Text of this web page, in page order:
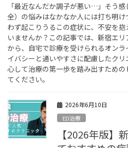
「最近なんだか調子が悪い…」そう
全）の悩みはなかなか人には打ち明
わず起こりうるこの症状に、不安を
いませんか？この記事では、新宿エ
から、自宅で診療を受けられるオン
イバシーと通いやすさに配慮したク
心して治療の第一歩を踏み出すため
てください。
2026年6月10日
ED治療
【2026年版】